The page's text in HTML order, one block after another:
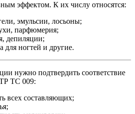
эффектом. К их числу относятся:
эмульсии, лосьоны;
парфюмерия;
депиляции;
для ногтей и другие.
нужно подтвердить соответствие
ТС 009:
всех составляющих;